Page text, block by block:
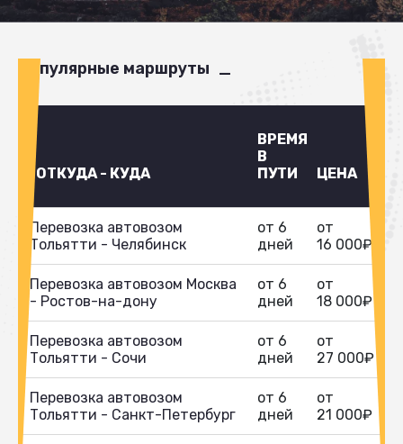
Популярные маршруты
ОТКУДА - КУДА
ВРЕМЯ
В
ПУТИ
ЦЕНА
Перевозка автовозом
Тольятти - Челябинск
от 6
дней
от
16 000₽
Перевозка автовозом Москва
- Ростов-на-дону
от 6
дней
от
18 000₽
Перевозка автовозом
Тольятти - Сочи
от 6
дней
от
27 000₽
Перевозка автовозом
Тольятти - Санкт-Петербург
от 6
дней
от
21 000₽